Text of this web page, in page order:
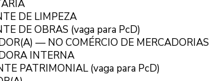
DE LIMPEZA
DE OBRAS (vaga para PcD)
— NO COMÉRCIO DE MERCADORIAS
INTERNA
PATRIMONIAL (vaga para PcD)